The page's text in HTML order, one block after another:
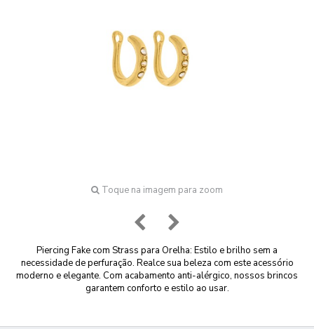
Toque na imagem para zoom
Piercing Fake com Strass para Orelha: Estilo e brilho sem a
necessidade de perfuração. Realce sua beleza com este acessório
moderno e elegante. Com acabamento anti-alérgico, nossos brincos
garantem conforto e estilo ao usar.